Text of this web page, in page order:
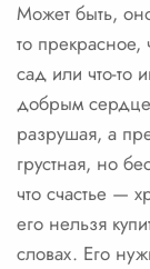
Может быть,
то прекрасное,
сад или что-то
добрым
разрушая, а
грустная, но
что счастье —
его нельзя
словах. Его